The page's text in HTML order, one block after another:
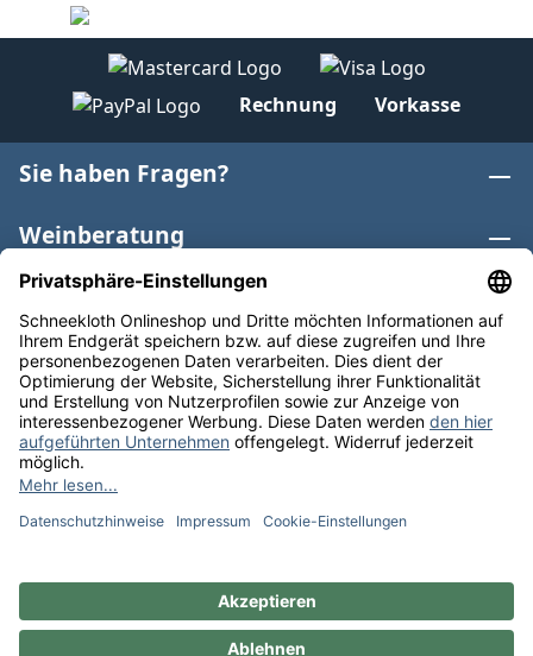
Rechnung Vorkasse
Sie haben Fragen?
Weinberatung
Informationen
Weinkategorien
Internationaler Wein
* Alle Preise inkl. gesetzl. Mehrwertsteuer zzgl.
anders angegeben. Bioprodukte im Bio-Kontrollverfahren
** Kostenfreie Lieferung ab 75 € Bestellwert in DE. Werktags
versandfertig in 24h.